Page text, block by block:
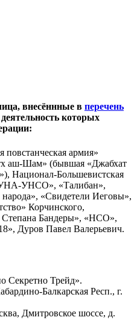
внесённные в перечень
которых
повстанческая армия»
аш-Шам» (бывшая «Джабхат
Национал-Большевистская
УНСО», «Талибан»,
«Свидетели Иеговы»,
Корчинского,
Степана Бандеры», «НСО»,
Дуров Павел Валерьевич.
Секретно Трейд».
Балкарская Респ., г.
Дмитровское шоссе, д.